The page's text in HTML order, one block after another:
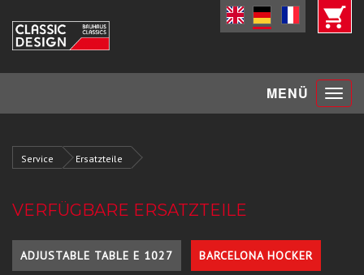
MENÜ Toggle
Service Ersatzteile
VERFÜGBARE ERSATZTEILE
ADJUSTABLE TABLE E 1027 BARCELONA HOCKER